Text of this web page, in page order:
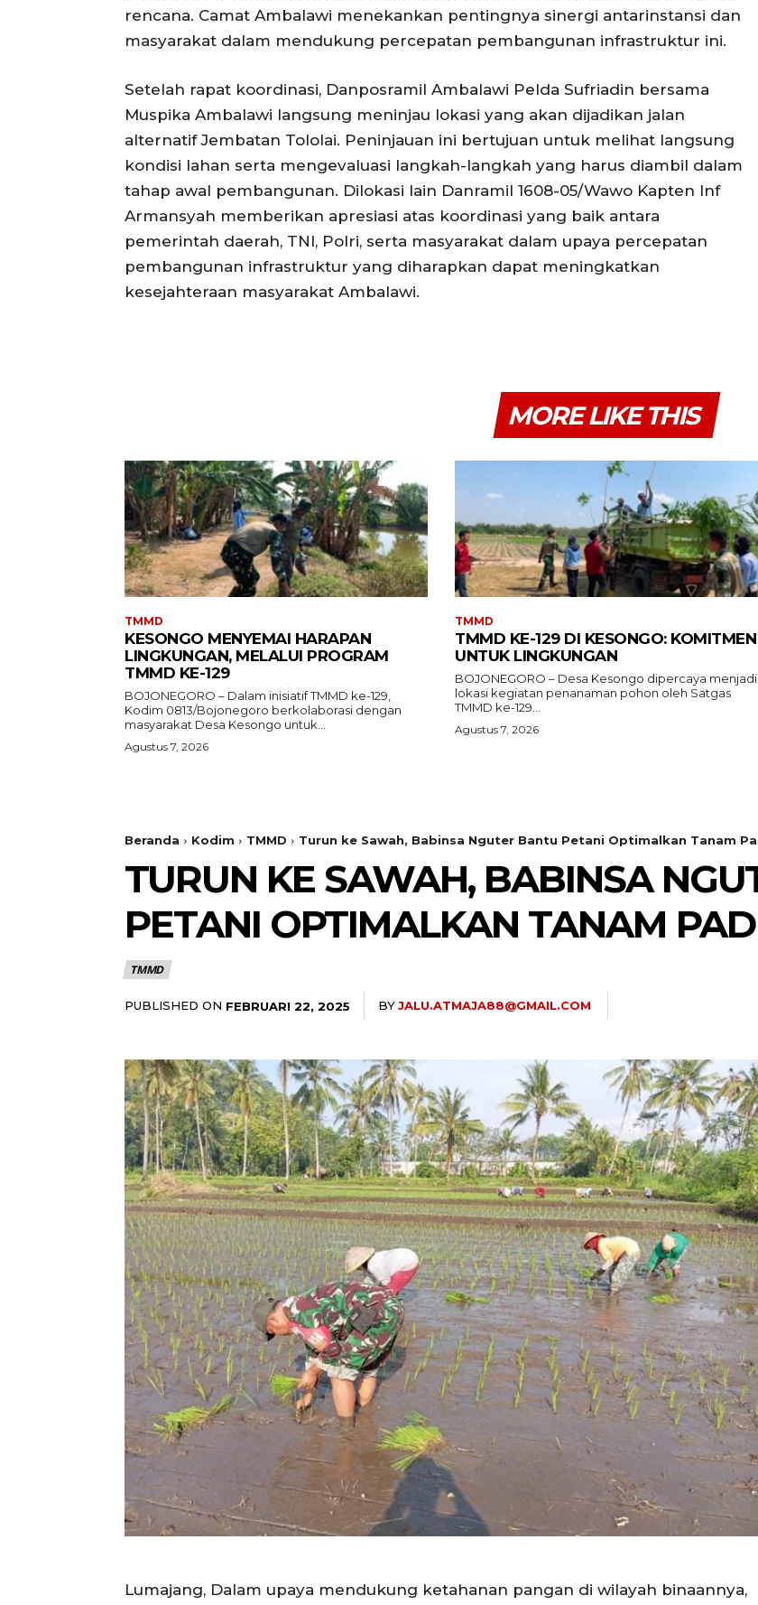
rencana. Camat Ambalawi menekankan pentingnya sinergi antarinstansi dan
masyarakat dalam mendukung percepatan pembangunan infrastruktur ini.
Setelah rapat koordinasi, Danposramil Ambalawi Pelda Sufriadin bersama
Muspika Ambalawi langsung meninjau lokasi yang akan dijadikan jalan
alternatif Jembatan Tololai. Peninjauan ini bertujuan untuk melihat langsung
kondisi lahan serta mengevaluasi langkah-langkah yang harus diambil dalam
tahap awal pembangunan. Dilokasi lain Danramil 1608-05/Wawo Kapten Inf
Armansyah memberikan apresiasi atas koordinasi yang baik antara
pemerintah daerah, TNI, Polri, serta masyarakat dalam upaya percepatan
pembangunan infrastruktur yang diharapkan dapat meningkatkan
kesejahteraan masyarakat Ambalawi.
MORE LIKE THIS
TMMD
KESONGO MENYEMAI HARAPAN
LINGKUNGAN, MELALUI PROGRAM
TMMD KE-129
BOJONEGORO – Dalam inisiatif TMMD ke-129,
Kodim 0813/Bojonegoro berkolaborasi dengan
masyarakat Desa Kesongo untuk...
Agustus 7, 2026
TMMD
TMMD KE-129 DI KESONGO: KOMITMEN
UNTUK LINGKUNGAN
BOJONEGORO – Desa Kesongo dipercaya menjadi
lokasi kegiatan penanaman pohon oleh Satgas
TMMD ke-129...
Agustus 7, 2026